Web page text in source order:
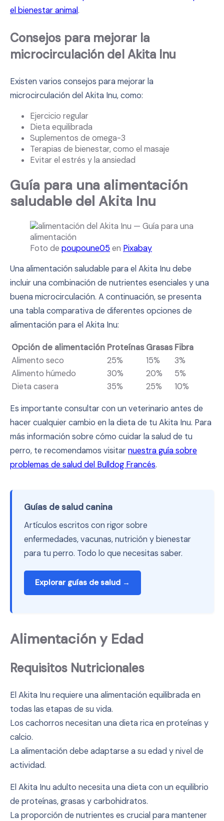
el bienestar animal.
Consejos para mejorar la
microcirculación del Akita Inu
Existen varios consejos para mejorar la
microcirculación del Akita Inu, como:
Ejercicio regular
Dieta equilibrada
Suplementos de omega-3
Terapias de bienestar, como el masaje
Evitar el estrés y la ansiedad
Guía para una alimentación
saludable del Akita Inu
Foto de poupoune05 en Pixabay
Una alimentación saludable para el Akita Inu debe
incluir una combinación de nutrientes esenciales y una
buena microcirculación. A continuación, se presenta
una tabla comparativa de diferentes opciones de
alimentación para el Akita Inu:
Opción de alimentación Proteínas Grasas Fibra
Alimento seco
25% 15%
3%
Alimento húmedo
30% 20%
5%
Dieta casera
35% 25% 10%
Es importante consultar con un veterinario antes de
hacer cualquier cambio en la dieta de tu Akita Inu. Para
más información sobre cómo cuidar la salud de tu
perro, te recomendamos visitarnuestra guía sobre
problemas de salud del Bulldog Francés.
Guías de salud canina
Artículos escritos con rigor sobre
enfermedades, vacunas, nutrición y bienestar
para tu perro. Todo lo que necesitas saber.
Explorar guías de salud →
Alimentación y Edad
Requisitos Nutricionales
El Akita Inu requiere una alimentación equilibrada en
todas las etapas de su vida.
Los cachorros necesitan una dieta rica en proteínas y
calcio.
La alimentación debe adaptarse a su edad y nivel de
actividad.
El Akita Inu adulto necesita una dieta con un equilibrio
de proteínas, grasas y carbohidratos.
La proporción de nutrientes es crucial para mantener